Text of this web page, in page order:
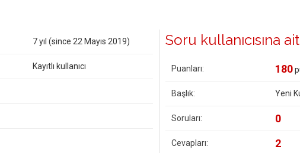
7 yıl (since 22 Mayıs 2019)
Kayıtlı kullanıcı
Soru kullanıcısına
Puanları: 180
Başlık: Yeni
Soruları: 0
Cevapları: 2